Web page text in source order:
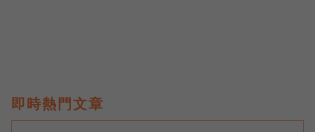
即時熱門文章